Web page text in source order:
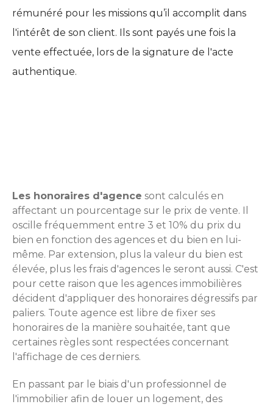
rémunéré pour les missions qu’il accomplit dans
l'intérêt de son client. Ils sont payés une fois la
vente effectuée, lors de la signature de l'acte
authentique.
Les honoraires d'agence sont calculés en
affectant un pourcentage sur le prix de vente. Il
oscille fréquemment entre 3 et 10% du prix du
bien en fonction des agences et du bien en lui-
même. Par extension, plus la valeur du bien est
élevée, plus les frais d'agences le seront aussi. C'est
pour cette raison que les agences immobilières
décident d'appliquer des honoraires dégressifs par
paliers. Toute agence est libre de fixer ses
honoraires de la manière souhaitée, tant que
certaines règles sont respectées concernant
l'affichage de ces derniers.
En passant par le biais d'un professionnel de
l'immobilier afin de louer un logement, des